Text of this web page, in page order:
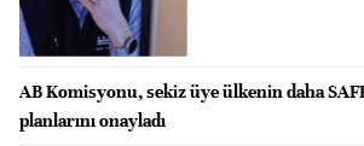
AB Komisyonu, sekiz üye ülkenin daha
planlarını onayladı